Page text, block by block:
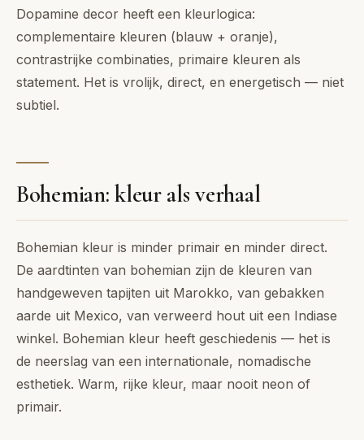
Dopamine decor heeft een kleurlogica:
complementaire kleuren (blauw + oranje),
contrastrijke combinaties, primaire kleuren als
statement. Het is vrolijk, direct, en energetisch — niet
subtiel.
Bohemian: kleur als verhaal
Bohemian kleur is minder primair en minder direct.
De aardtinten van bohemian zijn de kleuren van
handgeweven tapijten uit Marokko, van gebakken
aarde uit Mexico, van verweerd hout uit een Indiase
winkel. Bohemian kleur heeft geschiedenis — het is
de neerslag van een internationale, nomadische
esthetiek. Warm, rijke kleur, maar nooit neon of
primair.